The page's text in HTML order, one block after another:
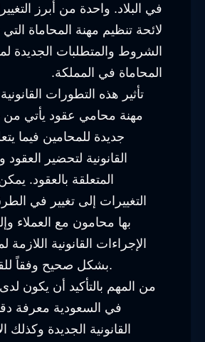
في البلاد. واحدة من أبرز
لائحة تنظيم مهنة المحاماة
الشروط والمتطلبات الجديدة
المحاماة في المملكة.
تأثير هذه التطورات
مهنة محامي عقود يأتي من
جديدة للمحامين فيما
القانونية لتحضير العقود
المتعلقة بالعقود.
التغييرات إلى تغيير في
بها محامون مع العملاء
الإجراءات القانونية اللازمة
بشكل صحيح وفقاً للقوانين الجديدة.
من المهم بالتأكيد أن يكون
في السعودية معرفة
القانونية الجديدة وكذلك